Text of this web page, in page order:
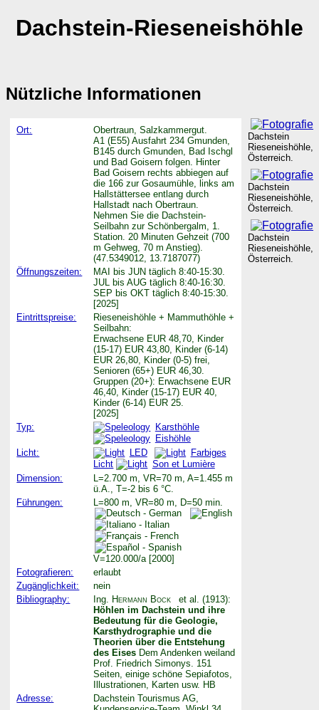
Dachstein-Rieseneishöhle
Nützliche Informationen
Dachstein
Rieseneishöhle,
Österreich.
Dachstein
Rieseneishöhle,
Österreich.
Dachstein
Rieseneishöhle,
Österreich.
Ort:
Obertraun, Salzkammergut.
A1 (E55) Ausfahrt 234 Gmunden,
B145 durch Gmunden, Bad Ischgl
und Bad Goisern folgen. Hinter
Bad Goisern rechts abbiegen auf
die 166 zur Gosaumühle, links am
Hallstättersee entlang durch
Hallstadt nach Obertraun.
Nehmen Sie die Dachstein-
Seilbahn zur Schönbergalm, 1.
Station. 20 Minuten Gehzeit (700
m Gehweg, 70 m Anstieg).
(47.5349012, 13.7187077)
Öffnungszeiten:
MAI bis JUN täglich 8:40-15:30.
JUL bis AUG täglich 8:40-16:30.
SEP bis OKT täglich 8:40-15:30.
[2025]
Eintrittspreise:
Rieseneishöhle + Mammuthöhle +
Seilbahn:
Erwachsene EUR 48,70, Kinder
(15-17) EUR 43,80, Kinder (6-14)
EUR 26,80, Kinder (0-5) frei,
Senioren (65+) EUR 46,30.
Gruppen (20+): Erwachsene EUR
46,40, Kinder (15-17) EUR 40,
Kinder (6-14) EUR 25.
[2025]
Typ:
Karsthöhle
Eishöhle
Licht:
LED
Farbiges
Licht
Son et Lumière
Dimension:
L=2.700 m, VR=70 m, A=1.455 m
ü.A., T=-2 bis 6 °C.
Führungen:
L=800 m, VR=80 m, D=50 min.
V=120.000/a [2000]
Fotografieren:
erlaubt
Zugänglichkeit:
nein
Bibliography:
Ing. Hermann Bock
et al. (1913):
Höhlen im Dachstein und ihre
Bedeutung für die Geologie,
Karsthydrographie und die
Theorien über die Entstehung
des Eises Dem Andenken weiland
Prof. Friedrich Simonys. 151
Seiten, einige schöne Sepiafotos,
Illustrationen, Karten usw. HB
Adresse:
Dachstein Tourismus AG,